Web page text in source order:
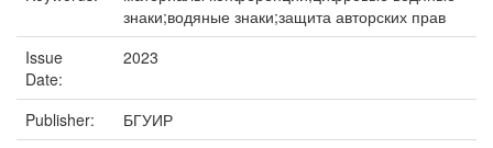
знаки;водяные знаки;защита авторских прав
Issue
Date:
2023
Publisher:
БГУИР